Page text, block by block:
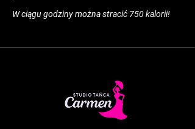
W ciągu godziny można stracić 750 kalorii!